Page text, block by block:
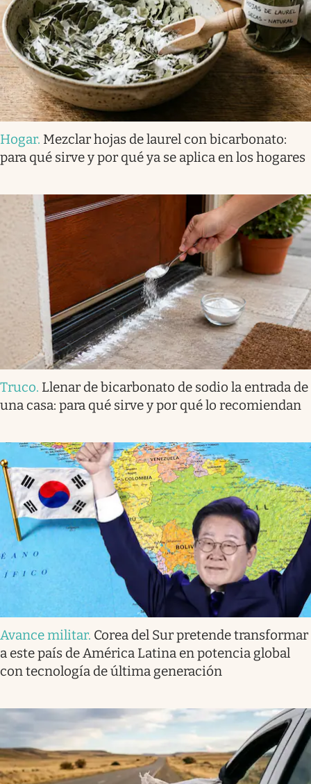
Hogar. Mezclar hojas de laurel con bicarbonato:
para qué sirve y por qué ya se aplica en los hogares
Truco. Llenar de bicarbonato de sodio la entrada de
una casa: para qué sirve y por qué lo recomiendan
Avance militar. Corea del Sur pretende transformar
a este país de América Latina en potencia global
con tecnología de última generación